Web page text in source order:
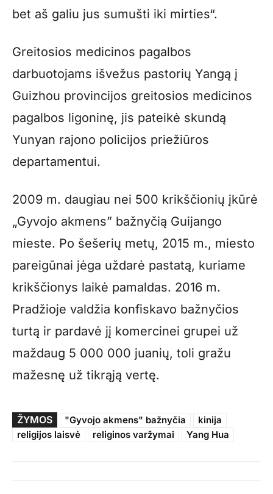
bet aš galiu jus sumušti iki mirties“.
Greitosios medicinos pagalbos
darbuotojams išvežus pastorių Yangą į
Guizhou provincijos greitosios medicinos
pagalbos ligoninę, jis pateikė skundą
Yunyan rajono policijos priežiūros
departamentui.
2009 m. daugiau nei 500 krikščionių įkūrė
„Gyvojo akmens” bažnyčią Guijango
mieste. Po šešerių metų, 2015 m., miesto
pareigūnai jėga uždarė pastatą, kuriame
krikščionys laikė pamaldas. 2016 m.
Pradžioje valdžia konfiskavo bažnyčios
turtą ir pardavė jį komercinei grupei už
maždaug 5 000 000 juanių, toli gražu
mažesnę už tikrąją vertę.
ŽYMOS "Gyvojo akmens" bažnyčia
kinija
religijos laisvė
religinos varžymai Yang Hua